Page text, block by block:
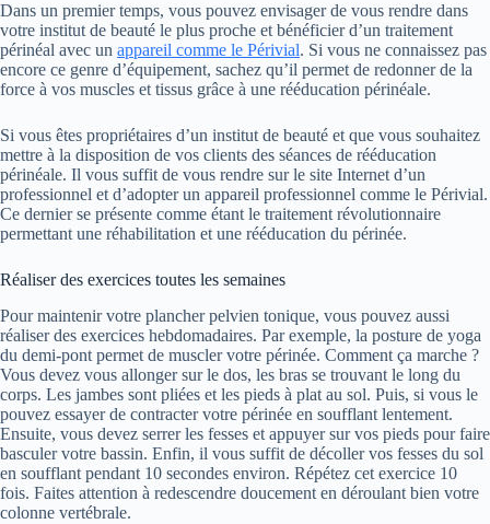
Dans un premier temps, vous pouvez envisager de vous rendre dans
votre institut de beauté le plus proche et bénéficier d’un traitement
périnéal avec un appareil comme le Périvial. Si vous ne connaissez pas
encore ce genre d’équipement, sachez qu’il permet de redonner de la
force à vos muscles et tissus grâce à une rééducation périnéale.
Si vous êtes propriétaires d’un institut de beauté et que vous souhaitez
mettre à la disposition de vos clients des séances de rééducation
périnéale. Il vous suffit de vous rendre sur le site Internet d’un
professionnel et d’adopter un appareil professionnel comme le Périvial.
Ce dernier se présente comme étant le traitement révolutionnaire
permettant une réhabilitation et une rééducation du périnée.
Réaliser des exercices toutes les semaines
Pour maintenir votre plancher pelvien tonique, vous pouvez aussi
réaliser des exercices hebdomadaires. Par exemple, la posture de yoga
du demi-pont permet de muscler votre périnée. Comment ça marche ?
Vous devez vous allonger sur le dos, les bras se trouvant le long du
corps. Les jambes sont pliées et les pieds à plat au sol. Puis, si vous le
pouvez essayer de contracter votre périnée en soufflant lentement.
Ensuite, vous devez serrer les fesses et appuyer sur vos pieds pour faire
basculer votre bassin. Enfin, il vous suffit de décoller vos fesses du sol
en soufflant pendant 10 secondes environ. Répétez cet exercice 10
fois. Faites attention à redescendre doucement en déroulant bien votre
colonne vertébrale.